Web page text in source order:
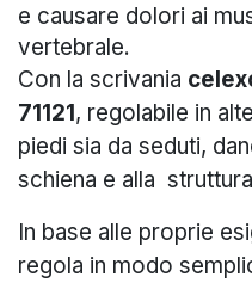
e causare dolori ai
vertebrale.
Con la scrivania
71121, regolabile in
piedi sia da seduti,
schiena e alla
In base alle proprie
regola in modo